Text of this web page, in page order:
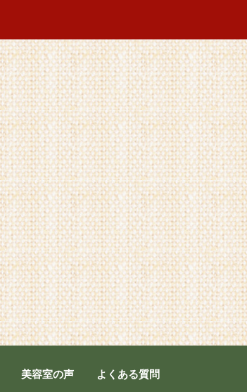
美容室の声 よくある質問